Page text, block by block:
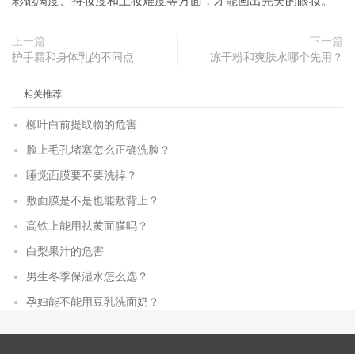
上一篇
护手霜和身体乳的不同点
下一篇
冻干粉和爽肤水哪个先用？
相关推荐
柳叶白前提取物的危害
脸上毛孔堵塞怎么正确洗脸？
睡觉面膜要不要洗掉？
敷面膜是不是也能敷背上？
高铁上能用祛黄面膜吗？
白梨果汁的危害
男生冬季保湿水怎么选？
孕妇能不能用豆乳洗面奶？